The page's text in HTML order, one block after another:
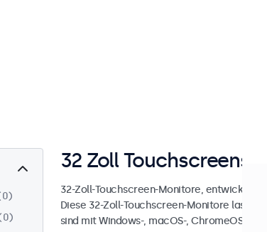
0
0
32 Zoll Touchscreens
32-Zoll-Touchscreen-Monitore, entwickelt
Diese 32-Zoll-Touchscreen-Monitore
sind mit Windows-, macOS-, ChromeOS-